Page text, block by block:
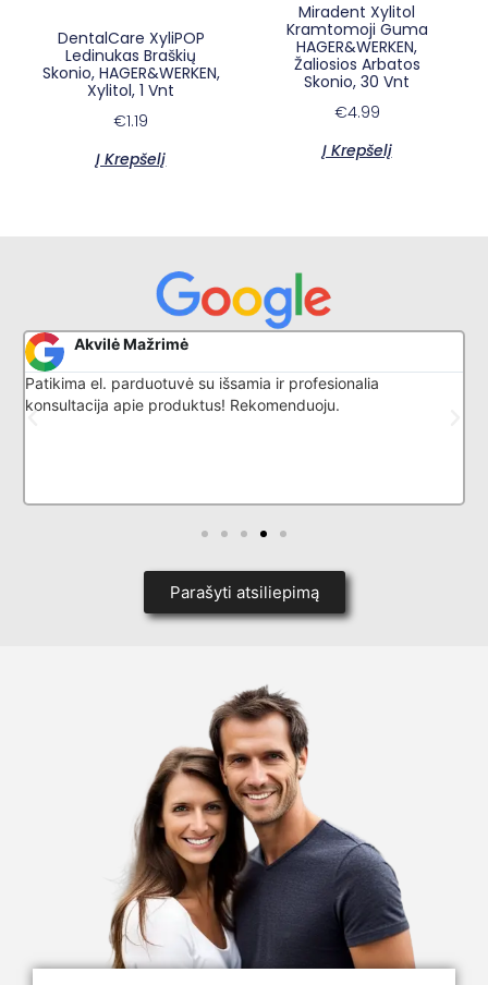
DentalCare XyliPOP
Ledinukas Braškių
Skonio, HAGER&WERKEN,
Xylitol, 1 Vnt
€1.19
Į Krepšelį
Miradent Xylitol
Kramtomoji Guma
HAGER&WERKEN,
Žaliosios Arbatos
Skonio, 30 Vnt
€4.99
Į Krepšelį
Akvilė Mažrimė
Patikima el. parduotuvė su išsamia ir profesionalia
konsultacija apie produktus! Rekomenduoju.
Parašyti atsiliepimą
E-sypsena DI odontologas